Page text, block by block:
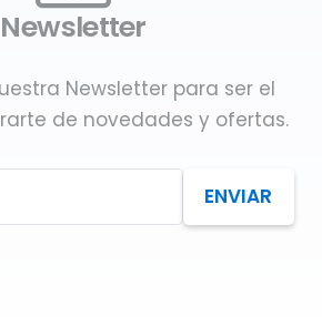
Newsletter
Newsletter para ser el
de novedades y ofertas.
ENVIAR